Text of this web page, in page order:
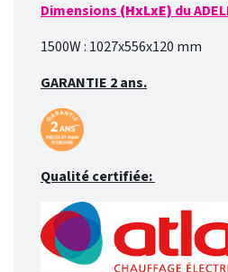
Dimensions(HxLxE)du
1500W : 1027x556x120 mm
GARANTIE 2 ans.
Qualité certifiée: